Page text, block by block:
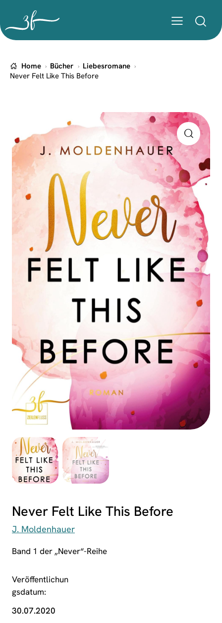
Home Bücher
Liebesromane
Never Felt Like This Before
Never Felt Like This Before
J. Moldenhauer
Band 1 der „Never“-Reihe
Veröffentlichun
gsdatum
30.07.2020